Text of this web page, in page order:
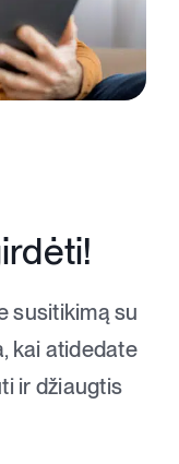
susitikimą su
kai atidedate
ir džiaugtis